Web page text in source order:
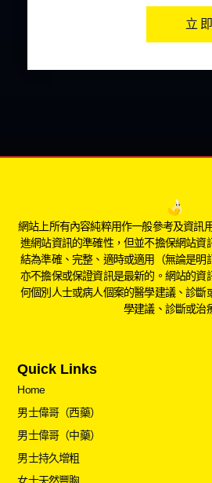
立
網站上所有內容純粹用作一般參考及資訊
進網站資訊的準確性，但並不擔保網站資
結為準確、完整、適時或適用（無論是明
亦不擔保或保證資訊是最新的。網站的資
何個別人士或病人個案的醫學建議、診斷
學建議、診斷或治
Quick Links
Home
男士偉哥（西藥）
男士偉哥（中藥）
男士持久增粗